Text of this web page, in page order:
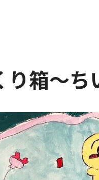
り箱〜